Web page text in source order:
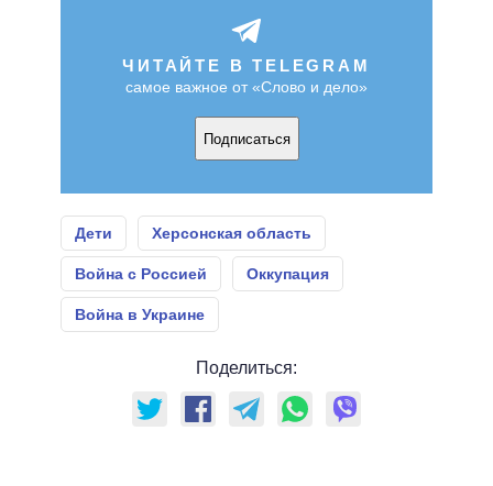
ЧИТАЙТЕ В TELEGRAM
самое важное от «Слово и дело»
Подписаться
Дети Херсонская область
Война с Россией Оккупация
Война в Украине
Поделиться: